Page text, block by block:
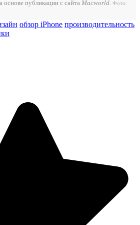
основе публикации с сайта Macworld Фото:
обзор iPhone производительность